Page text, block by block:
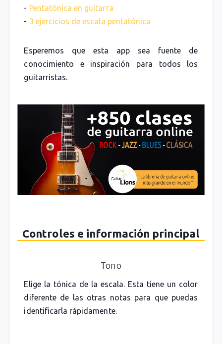
- Pentatónica en guitarra
- 3 ejercicios de escala pentatónica
Esperemos que esta app sea fuente de
conocimiento e inspiración para todos los
guitarristas.
Controles e información principal
Tono
Elige la tónica de la escala. Esta tiene un color
diferente de las otras notas para que puedas
identificarla rápidamente.